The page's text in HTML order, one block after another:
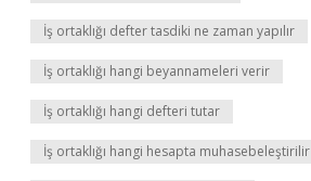
İş ortaklığı defter tasdiki ne zaman yapılır
İş ortaklığı hangi beyannameleri verir
İş ortaklığı hangi defteri tutar
İş ortaklığı hangi hesapta muhasebeleştirilir